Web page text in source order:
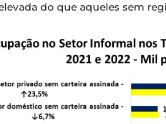
do que aqueles sem